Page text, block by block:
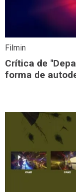
Filmin
Crítica de
forma de